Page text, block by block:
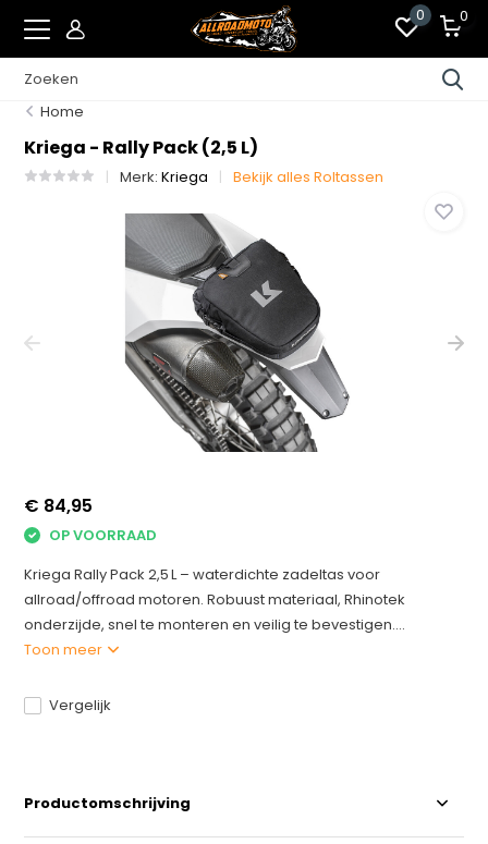
0 0
Home
Kriega - Rally Pack (2,5 L)
Merk:Kriega Bekijk alles Roltassen
€ 84,95
OP VOORRAAD
Kriega Rally Pack 2,5 L – waterdichte zadeltas voor
allroad/offroad motoren. Robuust materiaal, Rhinotek
onderzijde, snel te monteren en veilig te bevestigen....
Toon meer
Vergelijk
Productomschrijving